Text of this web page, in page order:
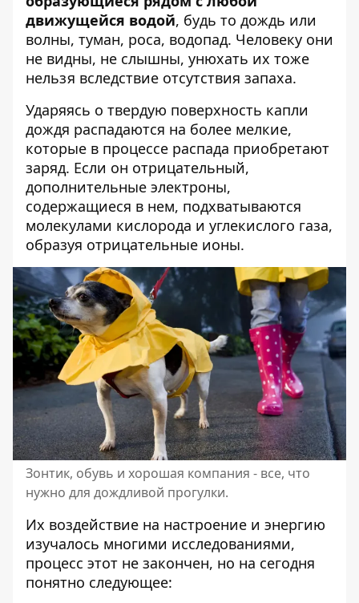
движущейся водой, будь то дождь или
волны, туман, роса, водопад. Человеку они
не видны, не слышны, унюхать их тоже
нельзя вследствие отсутствия запаха.
Ударяясь о твердую поверхность капли
дождя распадаются на более мелкие,
которые в процессе распада приобретают
заряд. Если он отрицательный,
дополнительные электроны,
содержащиеся в нем, подхватываются
молекулами кислорода и углекислого газа,
образуя отрицательные ионы.
Зонтик, обувь и хорошая компания - все, что
нужно для дождливой прогулки.
Их воздействие на настроение и энергию
изучалось многими исследованиями,
процесс этот не закончен, но на сегодня
понятно следующее: